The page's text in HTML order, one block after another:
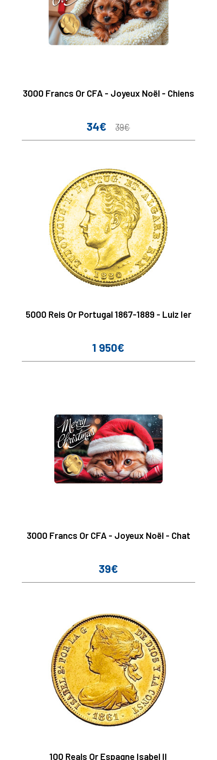
3000 Francs Or CFA - Joyeux Noël - Chiens
Prix
34€
Prix
39€
5000 Reis Or Portugal 1867-1889 - Luiz Ier
Prix
1 950€
3000 Francs Or CFA - Joyeux Noël - Chat
Prix
39€
100 Reals Or Espagne Isabel II